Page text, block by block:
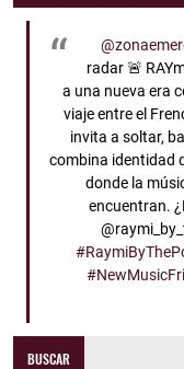
radar 🚨
a una nueva era
viaje entre el
invita a soltar,
combina identidad
donde la
encuentran.
BUSCAR